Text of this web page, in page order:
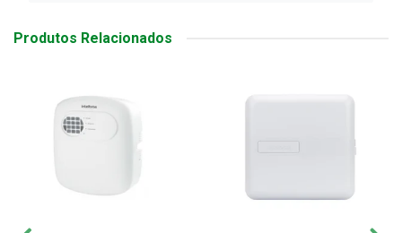
Produtos Relacionados